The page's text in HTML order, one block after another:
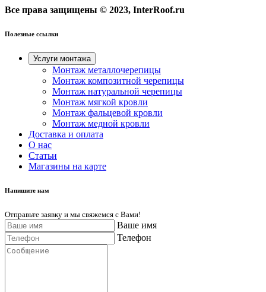
Все права защищены © 2023, InterRoof.ru
Полезные ссылки
Услуги монтажа
Монтаж металлочерепицы
Монтаж композитной черепицы
Монтаж натуральной черепицы
Монтаж мягкой кровли
Монтаж фальцевой кровли
Монтаж медной кровли
Доставка и оплата
О нас
Cтатьи
Магазины на карте
Напишите нам
Отправьте заявку и мы свяжемся с Вами!
Ваше имя
Телефон